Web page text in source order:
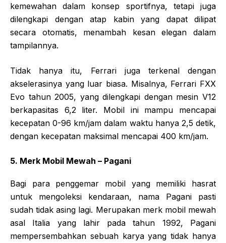
kemewahan dalam konsep sportifnya, tetapi juga
dilengkapi dengan atap kabin yang dapat dilipat
secara otomatis, menambah kesan elegan dalam
tampilannya.
Tidak hanya itu, Ferrari juga terkenal dengan
akselerasinya yang luar biasa. Misalnya, Ferrari FXX
Evo tahun 2005, yang dilengkapi dengan mesin V12
berkapasitas 6,2 liter. Mobil ini mampu mencapai
kecepatan 0-96 km/jam dalam waktu hanya 2,5 detik,
dengan kecepatan maksimal mencapai 400 km/jam.
5. Merk Mobil Mewah – Pagani
Bagi para penggemar mobil yang memiliki hasrat
untuk mengoleksi kendaraan, nama Pagani pasti
sudah tidak asing lagi. Merupakan merk mobil mewah
asal Italia yang lahir pada tahun 1992, Pagani
mempersembahkan sebuah karya yang tidak hanya